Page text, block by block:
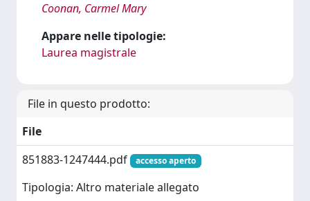
Coonan, Carmel Mary
Appare nelle tipologie:
Laurea magistrale
File in questo prodotto:
File
851883-1247444.pdf
accesso aperto
Tipologia: Altro materiale allegato